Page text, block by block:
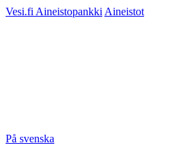
Vesi.fi Aineistopankki Aineistot
På svenska